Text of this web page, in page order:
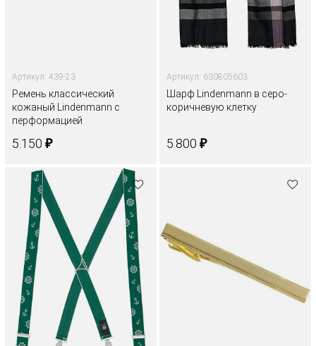
Артикул: 439-23
Ремень классический
кожаный Lindenmann с
перформацией
5.150 ₽
Артикул: 630805603
Шарф Lindenmann в серо-
коричневую клетку
5.800 ₽